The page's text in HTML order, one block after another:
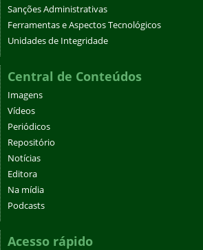
Sanções Administrativas
Ferramentas e Aspectos Tecnológicos
Unidades de Integridade
Central de Conteúdos
Imagens
Vídeos
Periódicos
Repositório
Notícias
Editora
Na mídia
Podcasts
Acesso rápido